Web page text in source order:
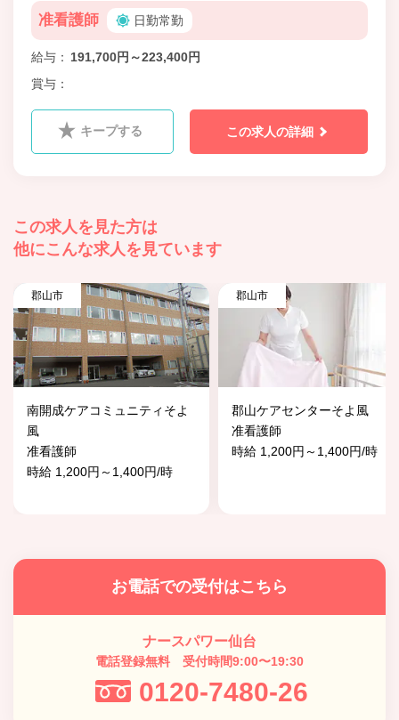
准看護師 日勤常勤
給与
191,700円～223,400円
賞与
キープする この求人の詳細
この求人を見た方は
他にこんな求人を見ています
郡山市
南開成ケアコミュニティそよ
風
准看護師
時給 1,200円～1,400円/時
郡山市
郡山ケアセンターそよ風
准看護師
時給 1,200円～1,400円/時
お電話での受付はこちら
ナースパワー仙台
電話登録無料 受付時間9:00〜19:30
0120-7480-26